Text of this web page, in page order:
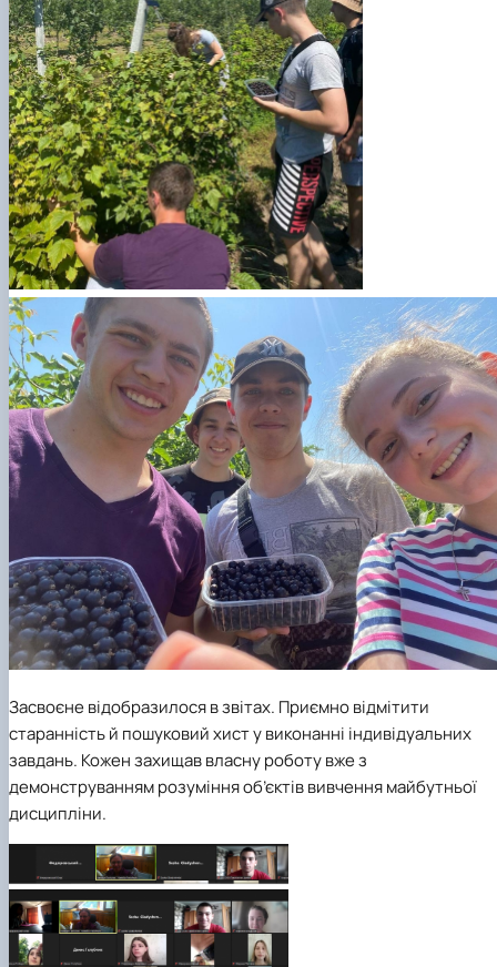
Засвоєне відобразилося в звітах. Приємно відмітити
старанність й пошуковий хист у виконанні індивідуальних
завдань. Кожен захищав власну роботу вже з
демонструванням розуміння об’єктів вивчення майбутньої
дисципліни.